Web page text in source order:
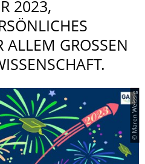
2023,
GROSSEN E
© Maren Weissig